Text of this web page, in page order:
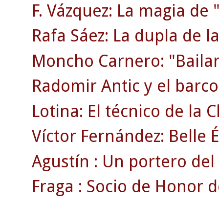
F. Vázquez: La magia
Rafa Sáez: La dupla de
Moncho Carnero:
Radomir Antic y el
Lotina: El técnico de la
Víctor Fernández: Belle
Agustín : Un portero del
Fraga : Socio de Honor